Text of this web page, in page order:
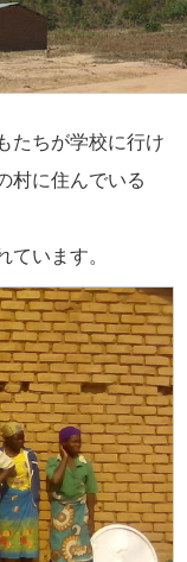
たちが学校に行け
村に住んでいる
います。